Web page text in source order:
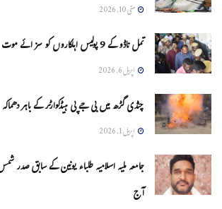
مئی 10, 2026
تمل ناڈو کے 9 پولیس اہلکاروں کو سزائے موت
اپریل 6, 2026
چنڈی گڑھ میں بی جے پی ہیڈکوارٹر کے باہر دھماکہ
اپریل 1, 2026
جامعہ ملیہ اسلامیہ طلباء یونین کے سابق صدر
آج